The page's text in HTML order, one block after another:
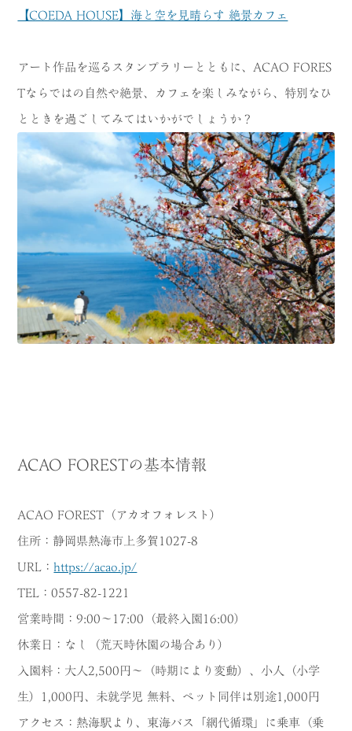
【COEDA HOUSE】海と空を見晴らす 絶景カフェ
アート作品を巡るスタンプラリーとともに、ACAO FORES
Tならではの自然や絶景、カフェを楽しみながら、特別なひ
とときを過ごしてみてはいかがでしょうか？
ACAO FORESTの基本情報
ACAO FOREST（アカオフォレスト）
住所：静岡県熱海市上多賀1027-8
URL：https://acao.jp/
TEL：0557-82-1221
営業時間：9:00～17:00（最終入園16:00）
休業日：なし（荒天時休園の場合あり）
入園料：大人2,500円〜（時期により変動）、小人（小学
生）1,000円、未就学児 無料、ペット同伴は別途1,000円
アクセス：熱海駅より、東海バス「網代循環」に乗車（乗